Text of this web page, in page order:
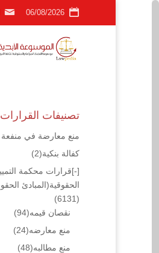
06/08/2026
تصنيفات القرارات
منع معارضة في منفعة
كفالة بنكية(2)
[-]قرارات محكمة
الحقوقية(المبادئ
(6131)
نقصان قيمه(94)
منع معارضه(24)
منع مطالبه(48)